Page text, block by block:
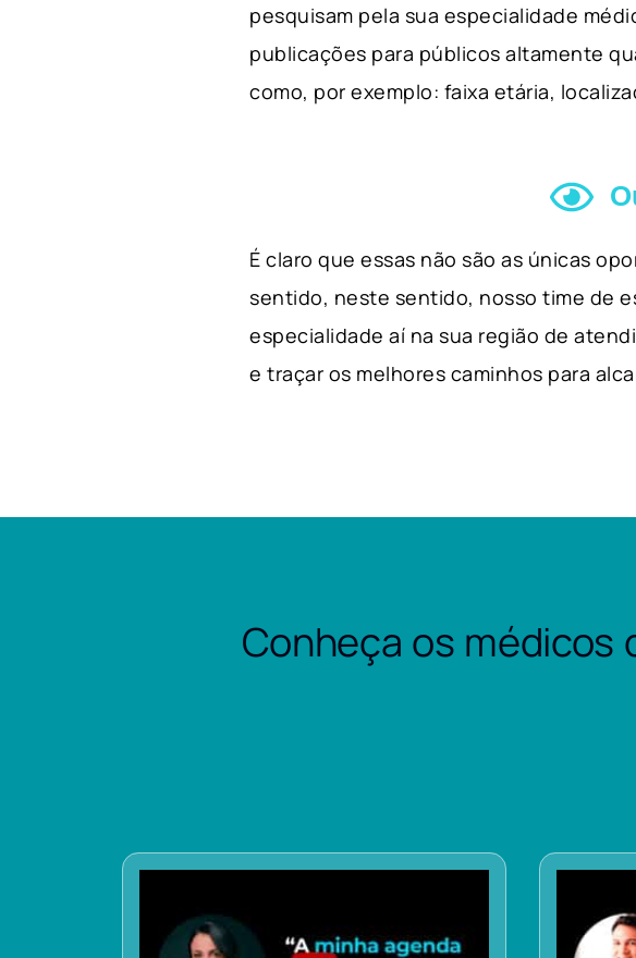
pesquisam pela sua especialidade
publicações para públicos altamente
como, por exemplo: faixa etária,
É claro que essas não são as únicas
sentido, neste sentido, nosso time de
especialidade aí na sua região de
e traçar os melhores caminhos para
Conheça os médicos